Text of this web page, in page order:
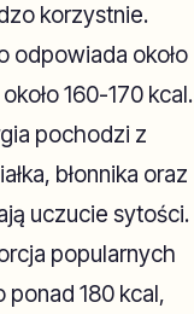
korzystnie.
odpowiada około
160-170 kcal.
pochodzi z
błonnika oraz
uczucie sytości.
popularnych
180 kcal,